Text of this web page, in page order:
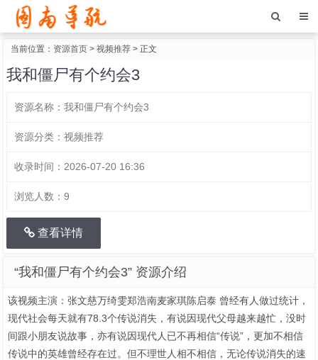
当前位置： 资源首页 > 视频推荐 > 正文
我和僵尸有个约会3
资源名称： 我和僵尸有个约会3
资源分类： 视频推荐
收录时间： 2026-07-20 16:36
浏览人数： 9
查看详情
“我和僵尸有个约会3” 资源介绍
该视频主演：张文慈万绮雯郑浩南麦家琪陈启泰 曾经有人做过统计，
现代社会每天就有78.3个传说消失，有说因现代父母越来越忙，没时
间跟小朋友说故事，亦有说因现代人已不再相信“传说”，更加不相信
传说中的英雄曾经存在过。但不理世人相不相信，无论传说消失的速